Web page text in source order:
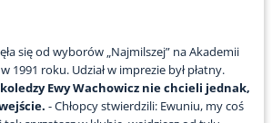
się od wyborów „Najmilszej” na Akademii
1991 roku. Udział w imprezie był płatny.
Ewy Wachowicz nie chcieli jednak,
- Chłopcy stwierdzili: Ewuniu, my coś